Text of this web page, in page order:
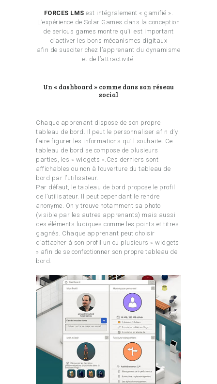
FORCES LMSest intégralement « gamifié ».
L’expérience de Solar Games dans la conception
de serious games montre qu’il est important
d’activer les bons mécanismes digitaux
afin de susciter chez l’apprenant du dynamisme
et de l’attractivité.
Un « dashboard » comme dans son réseau
social
Chaque apprenant dispose de son propre
tableau de bord. Il peut le personnaliser afin d’y
faire figurer les informations qu’il souhaite. Ce
tableau de bord se compose de plusieurs
parties, les « widgets ».Ces derniers sont
affichables ou non à l’ouverture du tableau de
bord par l’utilisateur.
Par défaut, le tableau de bord propose le profil
de l’utilisateur. Il peut cependant le rendre
anonyme. On y trouve notamment sa photo
(visible par les autres apprenants) mais aussi
des éléments ludiques comme les points et titres
gagnés. Chaque apprenant peut choisir
d’attacher à son profil un ou plusieurs « widgets
» afin de se confectionner son propre tableau de
bord.